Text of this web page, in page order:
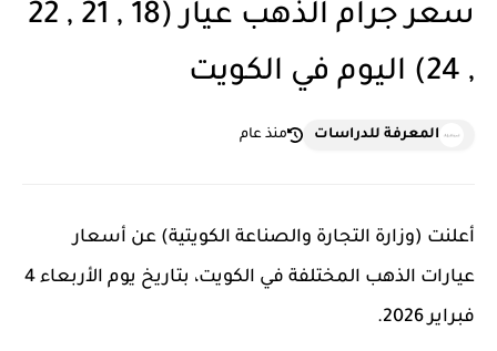
سعر جرام الذهب عيار (18 , 21 , 22
, 24) اليوم في الكويت
المعرفة للدراسات منذ عام
أعلنت (وزارة التجارة والصناعة الكويتية) عن أسعار
عيارات الذهب المختلفة في الكويت، بتاريخ يوم الأربعاء 4
فبراير 2026.